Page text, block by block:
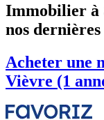
Immobilier à
nos dernières
Acheter une
Vièvre (1